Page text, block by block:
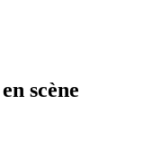
scène